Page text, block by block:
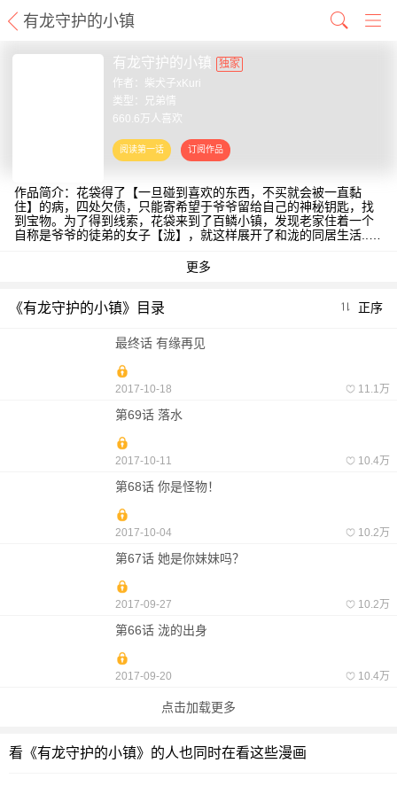
有龙守护的小镇
有龙守护的小镇
独家
作者： 柴犬子xKuri
类型：兄弟情
660.6万人喜欢
作品简介：花袋得了【一旦碰到喜欢的东西，不买就会被一直黏
住】的病，四处欠债，只能寄希望于爷爷留给自己的神秘钥匙，找
到宝物。为了得到线索，花袋来到了百鳞小镇，发现老家住着一个
自称是爷爷的徒弟的女子【泷】，就这样展开了和泷的同居生活......
《有龙守护的小镇》目录 正序
最终话 有缘再见
2017-10-18 11.1万
第69话 落水
2017-10-11 10.4万
第68话 你是怪物！
2017-10-04 10.2万
第67话 她是你妹妹吗？
2017-09-27 10.2万
第66话 泷的出身
2017-09-20 10.4万
点击加载更多
看《有龙守护的小镇》的人也同时在看这些漫画